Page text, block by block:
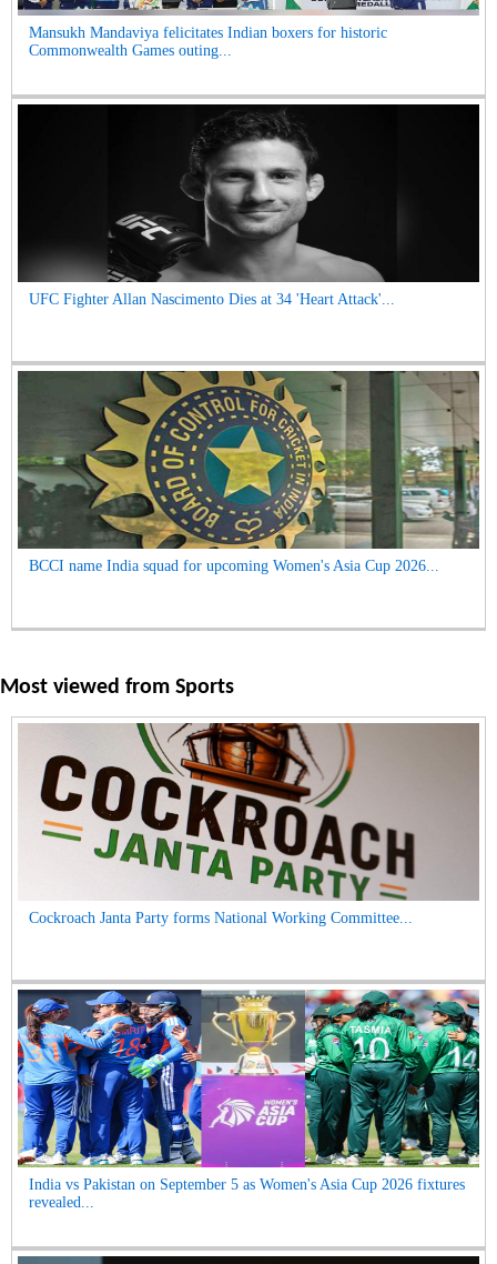
Mansukh Mandaviya felicitates Indian boxers for historic
Commonwealth Games outing...
UFC Fighter Allan Nascimento Dies at 34 'Heart Attack'...
BCCI name India squad for upcoming Women's Asia Cup 2026...
Most viewed from Sports
Cockroach Janta Party forms National Working Committee...
India vs Pakistan on September 5 as Women's Asia Cup 2026 fixtures
revealed...